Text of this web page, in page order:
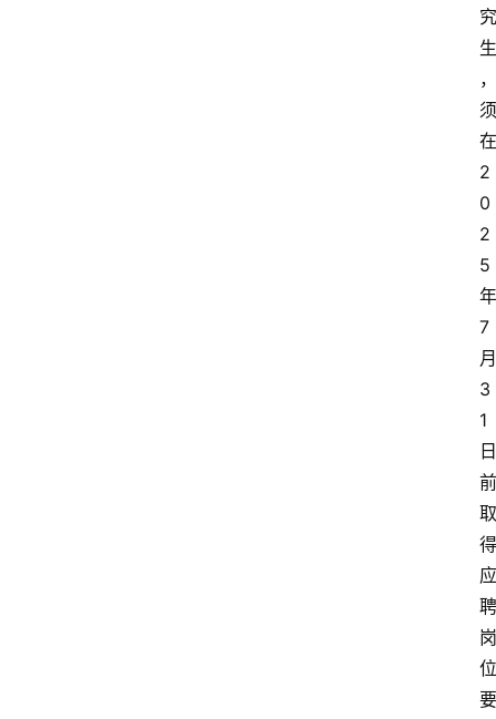
究
生
，
须
在
2
0
2
5
年
7
月
3
1
日
前
取
得
应
聘
岗
位
要